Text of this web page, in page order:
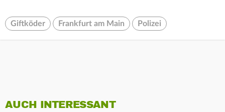
Giftköder Frankfurt am Main Polizei
AUCH INTERESSANT